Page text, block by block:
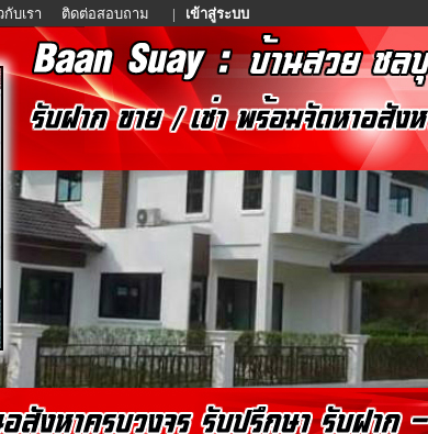
กับเรา ติดต่อสอบถาม | เข้าสู่ระบบ